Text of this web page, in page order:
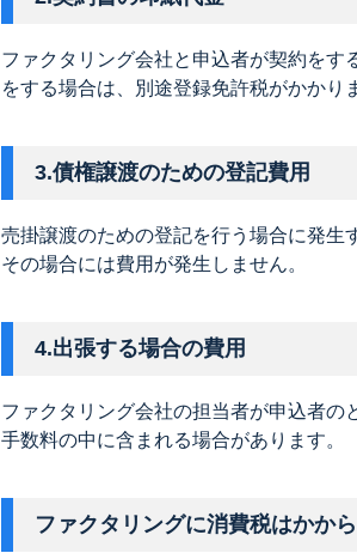
ファクタリング会社と申込者が契約を
をする場合は、別途登録免許税がかかり
3.債権譲渡のための登記費用
売掛譲渡のための登記を行う場合に発生
その場合には費用が発生しません。
4.出張する場合の費用
ファクタリング会社の担当者が申込者
手数料の中に含まれる場合があります。
ファクタリングに消費税はかか